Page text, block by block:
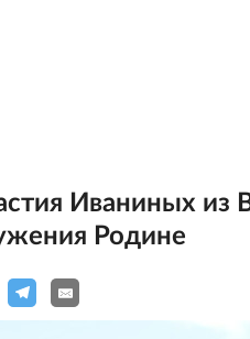
Иваниных из
Родине